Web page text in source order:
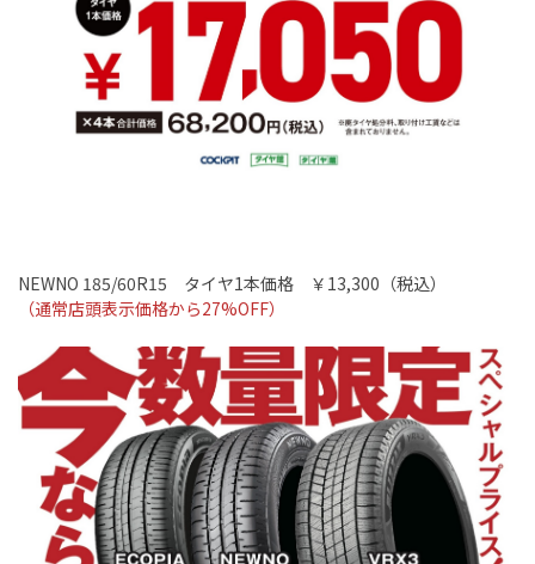
NEWNO 185/60R15 タイヤ1本価格 ￥13,300 （税込）
（通常店頭表示価格から27%OFF）